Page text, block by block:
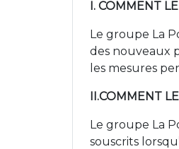
I. COMMENT
Le groupe La
des nouveaux
les mesures
II.COMMENT
Le groupe La
souscrits